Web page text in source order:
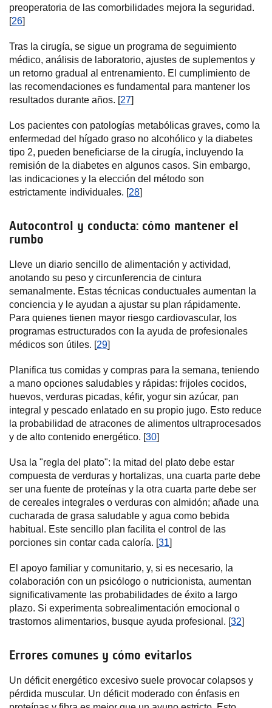
preoperatoria de las comorbilidades mejora la seguridad.
[26]
Tras la cirugía, se sigue un programa de seguimiento
médico, análisis de laboratorio, ajustes de suplementos y
un retorno gradual al entrenamiento. El cumplimiento de
las recomendaciones es fundamental para mantener los
resultados durante años. [27]
Los pacientes con patologías metabólicas graves, como la
enfermedad del hígado graso no alcohólico y la diabetes
tipo 2, pueden beneficiarse de la cirugía, incluyendo la
remisión de la diabetes en algunos casos. Sin embargo,
las indicaciones y la elección del método son
estrictamente individuales. [28]
Autocontrol y conducta: cómo mantener el
rumbo
Lleve un diario sencillo de alimentación y actividad,
anotando su peso y circunferencia de cintura
semanalmente. Estas técnicas conductuales aumentan la
conciencia y le ayudan a ajustar su plan rápidamente.
Para quienes tienen mayor riesgo cardiovascular, los
programas estructurados con la ayuda de profesionales
médicos son útiles. [29]
Planifica tus comidas y compras para la semana, teniendo
a mano opciones saludables y rápidas: frijoles cocidos,
huevos, verduras picadas, kéfir, yogur sin azúcar, pan
integral y pescado enlatado en su propio jugo. Esto reduce
la probabilidad de atracones de alimentos ultraprocesados
y de alto contenido energético. [30]
Usa la "regla del plato": la mitad del plato debe estar
compuesta de verduras y hortalizas, una cuarta parte debe
ser una fuente de proteínas y la otra cuarta parte debe ser
de cereales integrales o verduras con almidón; añade una
cucharada de grasa saludable y agua como bebida
habitual. Este sencillo plan facilita el control de las
porciones sin contar cada caloría. [31]
El apoyo familiar y comunitario, y, si es necesario, la
colaboración con un psicólogo o nutricionista, aumentan
significativamente las probabilidades de éxito a largo
plazo. Si experimenta sobrealimentación emocional o
trastornos alimentarios, busque ayuda profesional. [32]
Errores comunes y cómo evitarlos
Un déficit energético excesivo suele provocar colapsos y
pérdida muscular. Un déficit moderado con énfasis en